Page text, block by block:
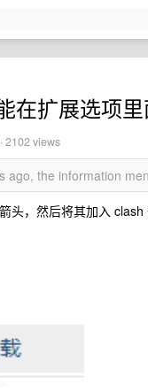
在扩展选项里
· 2102 views
ago, the information
头，然后将其加入 clash